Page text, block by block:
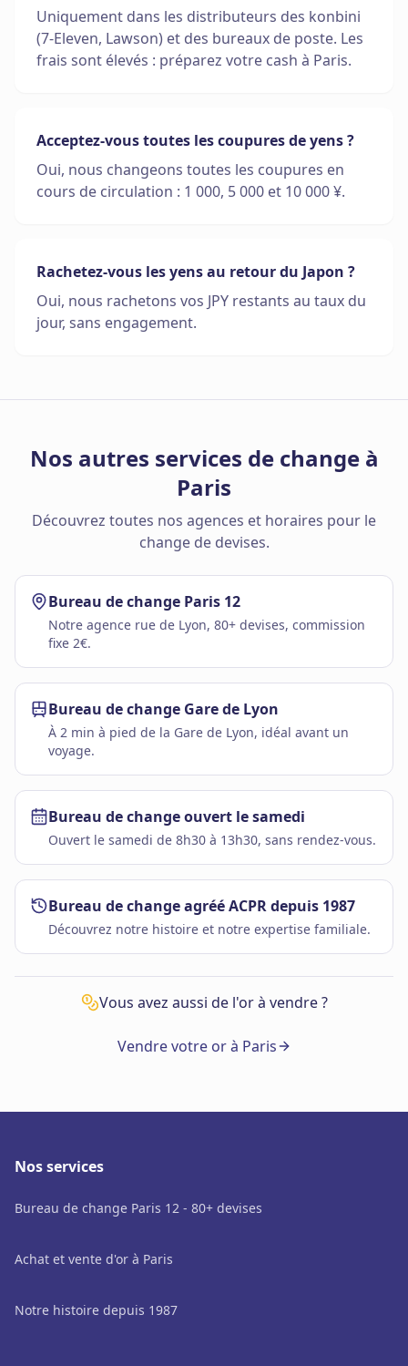
Uniquement dans les distributeurs des konbini
(7-Eleven, Lawson) et des bureaux de poste. Les
frais sont élevés : préparez votre cash à Paris.
Acceptez-vous toutes les coupures de yens ?
Oui, nous changeons toutes les coupures en
cours de circulation : 1 000, 5 000 et 10 000 ¥.
Rachetez-vous les yens au retour du Japon ?
Oui, nous rachetons vos JPY restants au taux du
jour, sans engagement.
Nos autres services de change à
Paris
Découvrez toutes nos agences et horaires pour le
change de devises.
Bureau de change Paris 12
Notre agence rue de Lyon, 80+ devises, commission
fixe 2€.
Bureau de change Gare de Lyon
À 2 min à pied de la Gare de Lyon, idéal avant un
voyage.
Bureau de change ouvert le samedi
Ouvert le samedi de 8h30 à 13h30, sans rendez-vous.
Bureau de change agréé ACPR depuis 1987
Découvrez notre histoire et notre expertise familiale.
Vous avez aussi de l'or à vendre ?
Vendre votre or à Paris
Nos services
Bureau de change Paris 12 - 80+ devises
Achat et vente d'or à Paris
Notre histoire depuis 1987